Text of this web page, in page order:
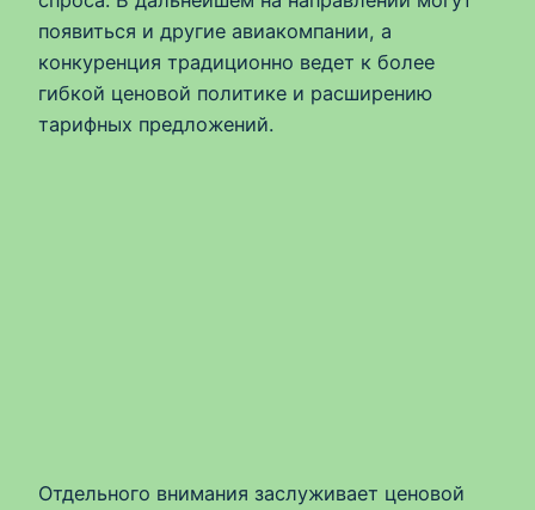
появиться и другие авиакомпании, а
конкуренция традиционно ведет к более
гибкой ценовой политике и расширению
тарифных предложений.
Отдельного внимания заслуживает ценовой